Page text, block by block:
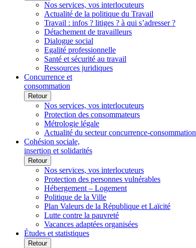
Nos services, vos interlocuteurs
Actualité de la politique du Travail
Travail : infos ? litiges ? à qui s’adresser ?
Détachement de travailleurs
Dialogue social
Egalité professionnelle
Santé et sécurité au travail
Ressources juridiques
Concurrence et
consommation
Retour
Nos services, vos interlocuteurs
Protection des consommateurs
Métrologie légale
Actualité du secteur concurrence-consommation
Cohésion sociale,
insertion et solidarités
Retour
Nos services, vos interlocuteurs
Protection des personnes vulnérables
Hébergement – Logement
Politique de la Ville
Plan Valeurs de la République et Laïcité
Lutte contre la pauvreté
Vacances adaptées organisées
Études et statistiques
Retour